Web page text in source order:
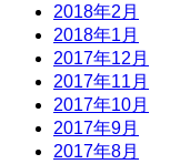
2018年2月
2018年1月
2017年12月
2017年11月
2017年10月
2017年9月
2017年8月